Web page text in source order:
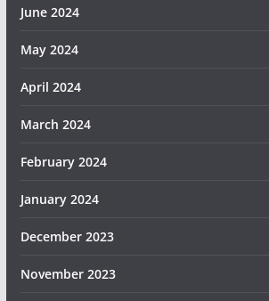
June 2024
May 2024
April 2024
March 2024
February 2024
January 2024
December 2023
November 2023